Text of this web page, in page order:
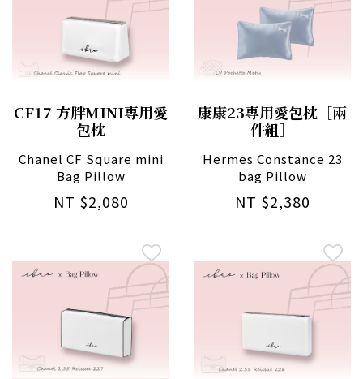
CF17 方胖MINI專用愛
包枕
Chanel CF Square mini
Bag Pillow
NT $2,080
康康23專用愛包枕［兩
件組］
Hermes Constance 23
bag Pillow
NT $2,380